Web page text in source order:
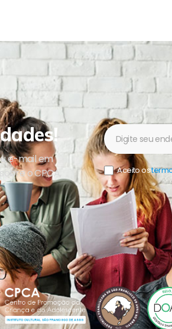
e-mail em
o CPCA,
Newsletter
Aceito os